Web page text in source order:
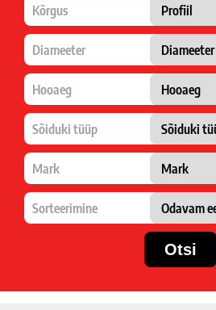
Kõrgus
Diameeter
Hooaeg
Sõiduki tüüp
Mark
Sorteerimine